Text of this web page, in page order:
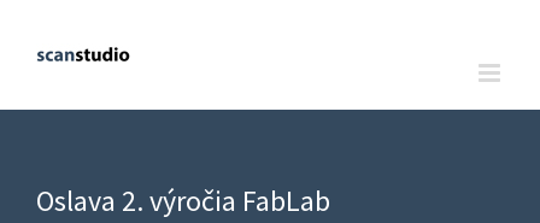
Oslava 2. výročia FabLab